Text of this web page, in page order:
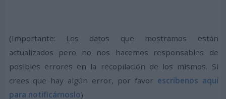
(Importante: Los datos que mostramos están
actualizados pero no nos hacemos responsables de
posibles errores en la recopilación de los mismos. Si
crees que hay algún error, por favor escríbenos aquí
para notificárnoslo)